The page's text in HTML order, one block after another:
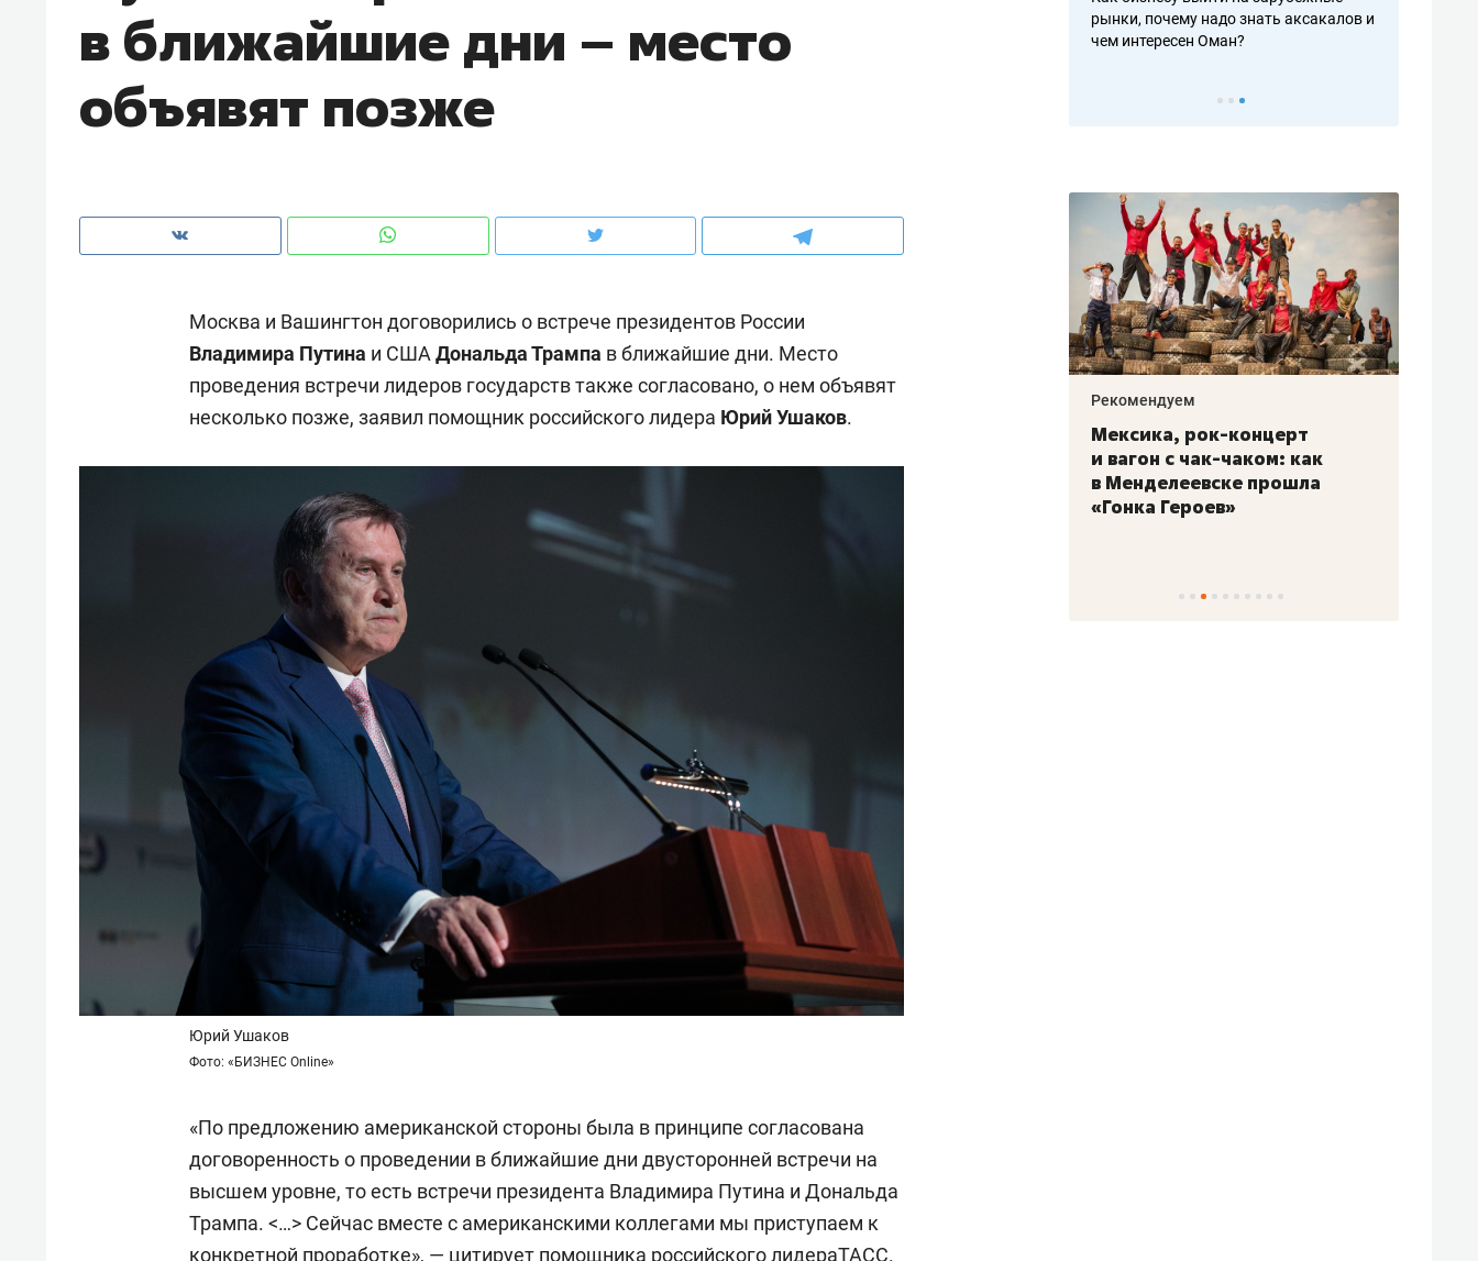
в ближайшие дни – место
объявят позже
Москва и Вашингтон договорились о встрече президентов России
Владимира Путина и США Дональда Трампа в ближайшие дни. Место
проведения встречи лидеров государств также согласовано, о нем объявят
несколько позже, заявил помощник российского лидера Юрий Ушаков.
Юрий Ушаков
Фото: «БИЗНЕС Online»
«По предложению американской стороны была в принципе согласована
договоренность о проведении в ближайшие дни двусторонней встречи на
высшем уровне, то есть встречи президента Владимира Путина и Дональда
Трампа. <…> Сейчас вместе с американскими коллегами мы приступаем к
конкретной проработке», — цитирует помощника российского лидераТАСС.
рынки, почему надо знать аксакалов и
чем интересен Оман?
клиентах и чудных запросах мастеров
рынки, почему надо знать аксакалов и
чем интересен Оман?
Рекомендуем
Как ГК «МИР ГРУПП» и ВТБ
Рекомендуем
150 камер до квартиры и Face
Рекомендуем
Мексика, рок-концерт
и вагон с чак-чаком: как
в Менделеевске прошла
«Гонка Героев»